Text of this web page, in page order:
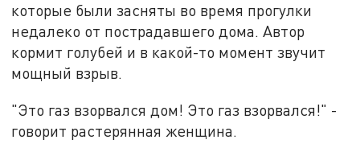
которые были засняты во время прогулки
недалеко от пострадавшего дома. Автор
кормит голубей и в какой-то момент звучит
мощный взрыв.
"Это газ взорвался дом! Это газ взорвался!" -
говорит растерянная женщина.